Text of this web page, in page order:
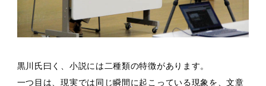
黒川氏曰く、小説には二種類の特徴があります。
一つ目は、現実では同じ瞬間に起こっている現象を、文章